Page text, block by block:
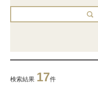
検索結果 17件